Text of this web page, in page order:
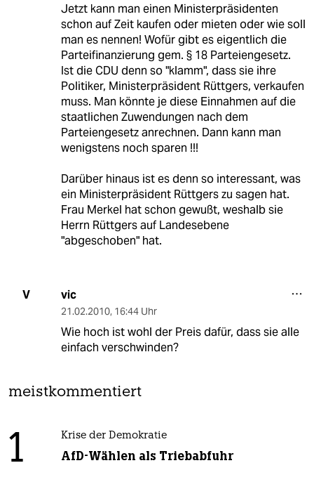
Jetzt kann man einen Ministerpräsidenten
schon auf Zeit kaufen oder mieten oder wie soll
man es nennen! Wofür gibt es eigentlich die
Parteifinanzierung gem. § 18 Parteiengesetz.
Ist die CDU denn so "klamm", dass sie ihre
Politiker, Ministerpräsident Rüttgers, verkaufen
muss. Man könnte je diese Einnahmen auf die
staatlichen Zuwendungen nach dem
Parteiengesetz anrechnen. Dann kann man
wenigstens noch sparen !!!
Darüber hinaus ist es denn so interessant, was
ein Ministerpräsident Rüttgers zu sagen hat.
Frau Merkel hat schon gewußt, weshalb sie
Herrn Rüttgers auf Landesebene
"abgeschoben" hat.
V vic
21.02.2010, 16:44 Uhr
Wie hoch ist wohl der Preis dafür, dass sie alle
einfach verschwinden?
meistkommentiert
1 Krise der Demokratie
AfD-Wählen als Triebabfuhr